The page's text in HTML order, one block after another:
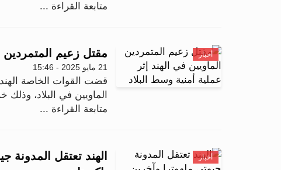
متابعة القراءة ...
أخبار مقتل زعيم المتمردين
21 مايو 2025 - 15:46
قضت القوات الخاصة
الماويين في البلاد،
متابعة القراءة ...
أخبار
الهند تعتقل